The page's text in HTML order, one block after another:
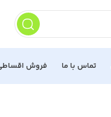
تماس با ما فروش